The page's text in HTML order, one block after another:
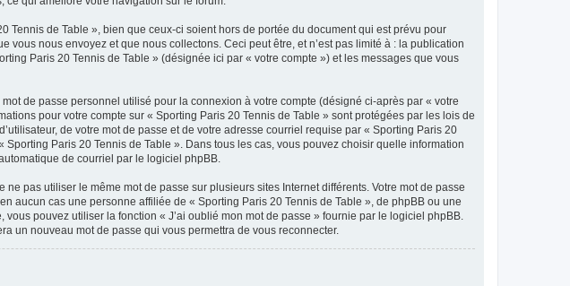
de Table », bien que ceux-ci soient hors de portée du document qui est prévu pour
nous envoyez et que nous collectons. Ceci peut être, et n’est pas limité à : la publication
Paris 20 Tennis de Table » (désignée ici par « votre compte ») et les messages que vous
de passe personnel utilisé pour la connexion à votre compte (désigné ci-après par « votre
pour votre compte sur « Sporting Paris 20 Tennis de Table » sont protégées par les lois de
de votre mot de passe et de votre adresse courriel requise par « Sporting Paris 20
Paris 20 Tennis de Table ». Dans tous les cas, vous pouvez choisir quelle information
de courriel par le logiciel phpBB.
pas utiliser le même mot de passe sur plusieurs sites Internet différents. Votre mot de passe
aucun cas une personne affiliée de « Sporting Paris 20 Tennis de Table », de phpBB ou une
pouvez utiliser la fonction « J’ai oublié mon mot de passe » fournie par le logiciel phpBB.
un nouveau mot de passe qui vous permettra de vous reconnecter.